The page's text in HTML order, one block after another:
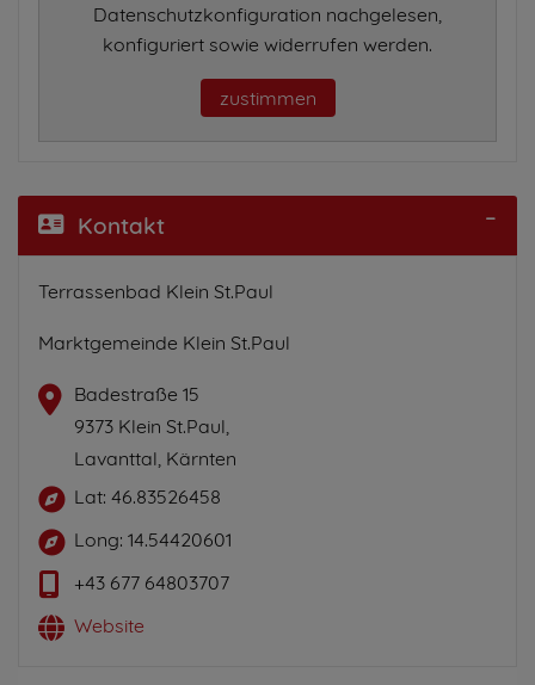
Datenschutzkonfiguration nachgelesen,
konfiguriert sowie widerrufen werden.
zustimmen
Kontakt
Terrassenbad Klein St.Paul
Marktgemeinde Klein St.Paul
Badestraße 15
9373 Klein St.Paul,
Lavanttal, Kärnten
Lat: 46.83526458
Long: 14.54420601
+43 677 64803707
Website